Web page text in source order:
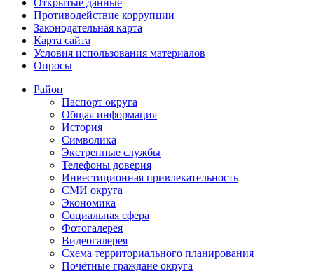
Открытые данные
Противодействие коррупции
Законодательная карта
Карта сайта
Условия использования материалов
Опросы
Район
Паспорт округа
Общая информация
История
Символика
Экстренные службы
Телефоны доверия
Инвестиционная привлекательность
СМИ округа
Экономика
Социальная сфера
Фотогалерея
Видеогалерея
Схема территориального планирования
Почётные граждане округа